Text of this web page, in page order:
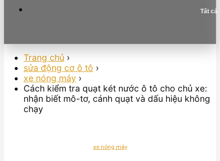
Tất cả
Trang chủ ›
sửa động cơ ô tô ›
xe nóng máy ›
Cách kiểm tra quạt két nước ô tô cho chủ xe:
nhận biết mô-tơ, cánh quạt và dấu hiệu không
chạy
xe nóng máy